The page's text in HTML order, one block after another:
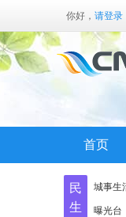
你好， 请登录
首页
民
生
城事生
曝光台